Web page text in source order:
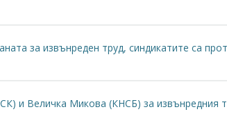
за извънреден труд, синдикатите са
и Величка Микова (КНСБ) за извънредния